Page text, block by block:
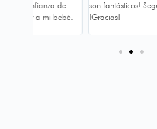
son fantásticos! Seguiré
¡Gracias!